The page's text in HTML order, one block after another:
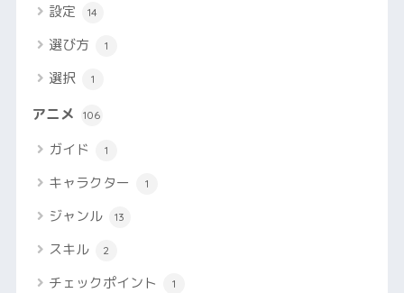
設定 14
選び方 1
選択 1
アニメ 106
ガイド 1
キャラクター 1
ジャンル 13
スキル 2
チェックポイント 1